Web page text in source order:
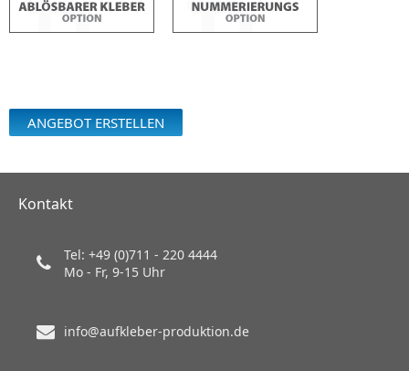
ANGEBOT ERSTELLEN
Kontakt
Tel: +49 (0)711 - 220 4444
Mo - Fr, 9-15 Uhr
info@aufkleber-produktion.de